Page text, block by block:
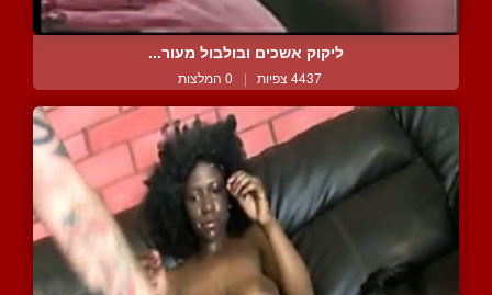
ליקוק אשכים ובולבול מעור...
4437 צפיות | 0 המלצות